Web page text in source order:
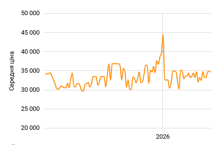
Середня ціна 20 000
20 000
25 000
30 000
35 000
40 000
45 000
50 000
2026